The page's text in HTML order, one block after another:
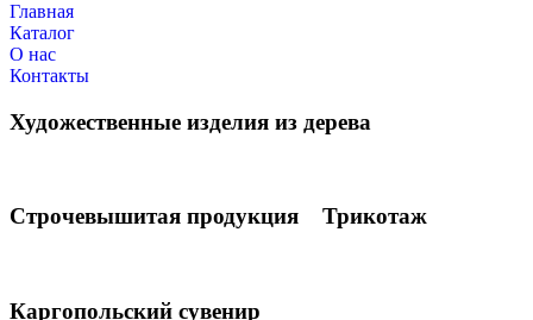
Главная
Каталог
О нас
Контакты
Художественные изделия из дерева
Строчевышитая продукция Трикотаж
Каргопольский сувенир